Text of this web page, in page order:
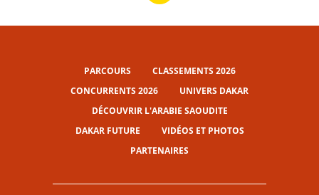
PARCOURS
CLASSEMENTS 2026
CONCURRENTS 2026
UNIVERS DAKAR
DÉCOUVRIR L'ARABIE SAOUDITE
DAKAR FUTURE
VIDÉOS ET PHOTOS
PARTENAIRES